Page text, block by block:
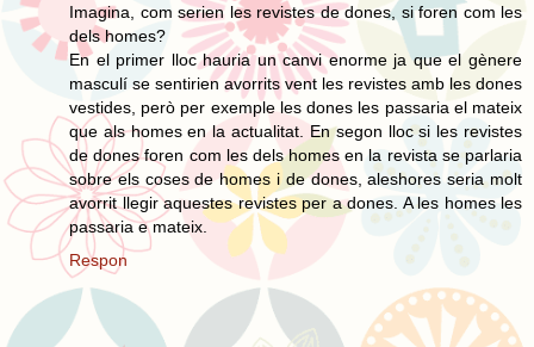
Imagina, com serien les revistes de dones, si foren com les
dels homes?
En el primer lloc hauria un canvi enorme ja que el gènere
masculí se sentirien avorrits vent les revistes amb les dones
vestides, però per exemple les dones les passaria el mateix
que als homes en la actualitat. En segon lloc si les revistes
de dones foren com les dels homes en la revista se parlaria
sobre els coses de homes i de dones, aleshores seria molt
avorrit llegir aquestes revistes per a dones. A les homes les
passaria e mateix.
Respon